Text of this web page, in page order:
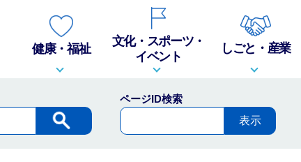
健康・福祉
文化・スポーツ・
イベント
しごと・産業
ページID検索